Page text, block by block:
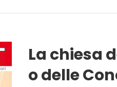
La chiesa
o delle